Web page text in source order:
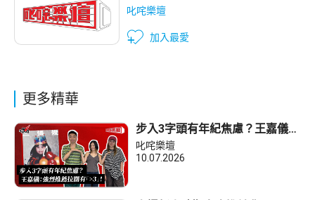
叱咤樂壇
加入最愛
更多精華
步入3字頭有年紀焦慮？王嘉儀：
強烈推薦拉闊有「>3」！
叱咤樂壇
10.07.2026